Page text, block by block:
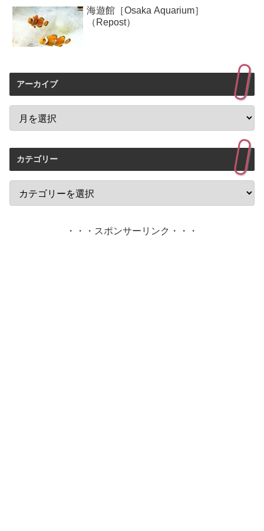
海遊館［Osaka Aquarium］
（Repost）
アーカイブ
カテゴリー
・・・スポンサーリンク・・・